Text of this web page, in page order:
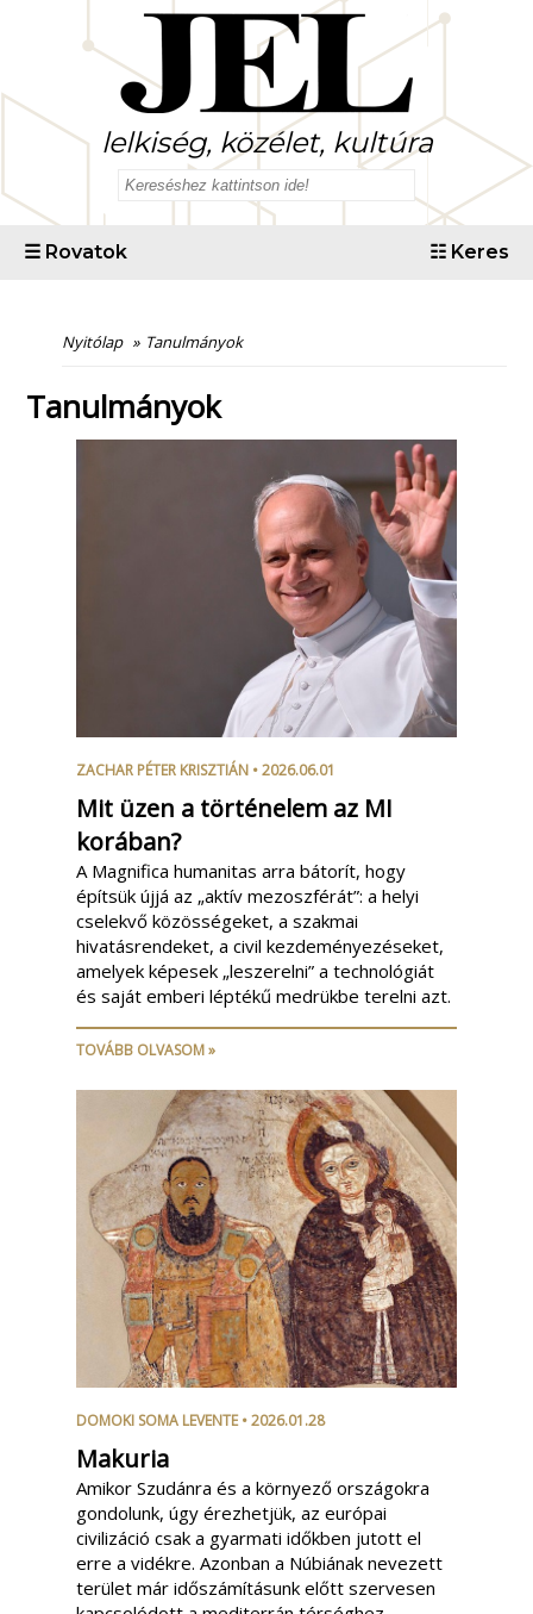
lelkiség, közélet, kultúra
☰ Rovatok ☷ Keres
Nyitólap » Tanulmányok
Tanulmányok
ZACHAR PÉTER KRISZTIÁN • 2026.06.01
Mit üzen a történelem az MI
korában?
A Magnifica humanitas arra bátorít, hogy
építsük újjá az „aktív mezoszférát”: a helyi
cselekvő közösségeket, a szakmai
hivatásrendeket, a civil kezdeményezéseket,
amelyek képesek „leszerelni” a technológiát
és saját emberi léptékű medrükbe terelni azt.
TOVÁBB OLVASOM »
DOMOKI SOMA LEVENTE• 2026.01.28
Makuria
Amikor Szudánra és a környező országokra
gondolunk, úgy érezhetjük, az európai
civilizáció csak a gyarmati időkben jutott el
erre a vidékre. Azonban a Núbiának nevezett
terület már időszámításunk előtt szervesen